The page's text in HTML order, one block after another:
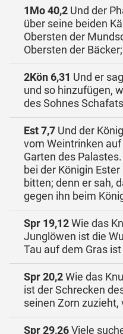
1Mo 40,2 Und der
über seine beiden
Obersten der
Obersten der Bäcker;
2Kön 6,31 Und er
und so hinzufügen,
des Sohnes
Est 7,7 Und der
vom Weintrinken auf
Garten des
bei der Königin
bitten; denn er sah,
gegen ihn beim
Spr 19,12Wie das
Junglöwen ist die
Tau auf dem Gras
Spr 20,2Wie das
ist der Schrecken
seinen Zorn
Spr 29,26Viele